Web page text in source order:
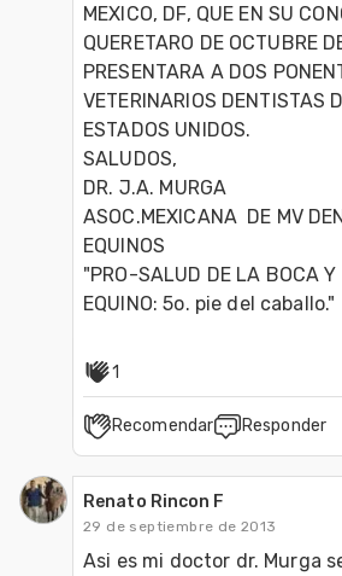
MEXICO, DF, QUE EN SU
QUERETARO DE OCTUBRE
PRESENTARA A DOS
VETERINARIOS DENTISTAS
ESTADOS UNIDOS.
SALUDOS,
DR. J.A. MURGA
ASOC.MEXICANA  DE MV
EQUINOS
"PRO-SALUD DE LA BOCA Y
EQUINO: 5o. pie del
1
Recomendar Responder
Renato Rincon F
29 de septiembre de 2013
Asi es mi doctor dr. Murga